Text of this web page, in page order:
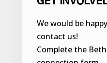
We would be
contact us!
Complete the